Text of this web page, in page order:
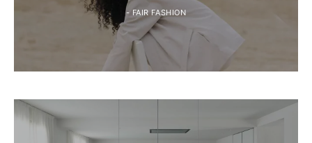
- FAIR FASHION